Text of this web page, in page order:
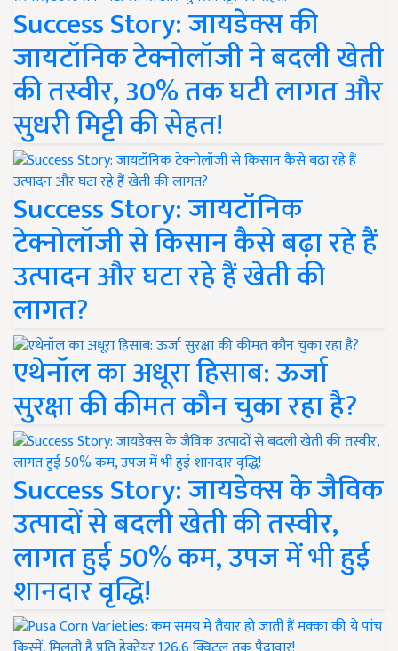
Success Story: जायडेक्स की
जायटॉनिक टेक्नोलॉजी ने बदली खेती
की तस्वीर, 30% तक घटी लागत और
सुधरी मिट्टी की सेहत!
Success Story: जायटॉनिक
टेक्नोलॉजी से किसान कैसे बढ़ा रहे हैं
उत्पादन और घटा रहे हैं खेती की
लागत?
एथेनॉल का अधूरा हिसाब: ऊर्जा
सुरक्षा की कीमत कौन चुका रहा है?
Success Story: जायडेक्स के जैविक
उत्पादों से बदली खेती की तस्वीर,
लागत हुई 50% कम, उपज में भी हुई
शानदार वृद्धि!